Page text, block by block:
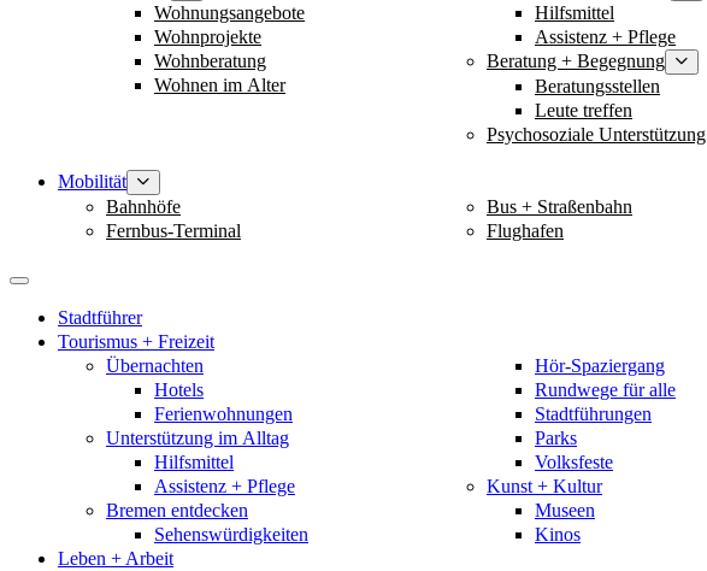
Wohnungsangebote
Wohnprojekte
Wohnberatung
Wohnen im Alter
Hilfsmittel
Assistenz + Pflege
Beratung + Begegnung
Beratungsstellen
Leute treffen
Psychosoziale Unterstützung
Mobilität
Bahnhöfe
Fernbus-Terminal
Bus + Straßenbahn
Flughafen
Stadtführer
Tourismus + Freizeit
Übernachten
Hotels
Ferienwohnungen
Unterstützung im Alltag
Hilfsmittel
Assistenz + Pflege
Bremen entdecken
Sehenswürdigkeiten
Hör-Spaziergang
Rundwege für alle
Stadtführungen
Parks
Volksfeste
Kunst + Kultur
Museen
Kinos
Leben + Arbeit